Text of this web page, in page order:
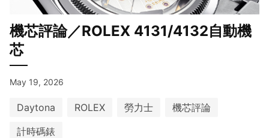
機芯評論／ROLEX 4131/4132自動機
芯
May 19, 2026
Daytona ROLEX 勞力士
機芯評論
計時碼錶